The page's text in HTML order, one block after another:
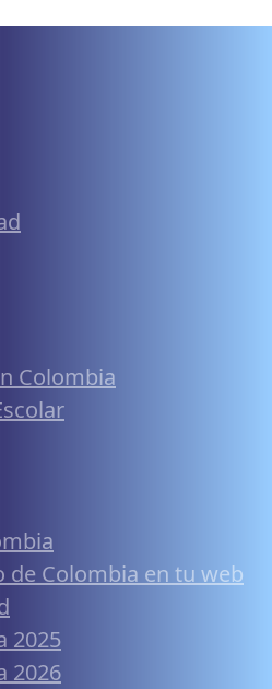
Colombia
de Colombia en tu web
2025
2026